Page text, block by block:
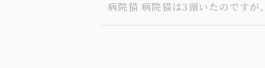
病院猫 病院猫は3頭いたのです